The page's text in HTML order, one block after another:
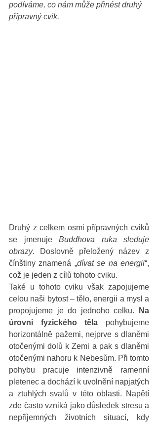
podíváme, co nám může přinést druhý
přípravný cvik.
Druhý z celkem osmi přípravných cviků
se jmenuje Buddhova ruka sleduje
obrazy. Doslovně přeložený název z
čínštiny znamená „dívat se na energii“,
což je jeden z cílů tohoto cviku.
Také u tohoto cviku však zapojujeme
celou naši bytost – tělo, energii a mysl a
propojujeme je do jednoho celku.
Na
úrovni fyzického těla pohybujeme
horizontálně pažemi, nejprve s dlaněmi
otočenými dolů k Zemi a pak s dlaněmi
otočenými nahoru k Nebesům. Při tomto
pohybu pracuje intenzivně ramenní
pletenec a dochází k uvolnění napjatých
a ztuhlých svalů v této oblasti. Napětí
zde často vzniká jako důsledek stresu a
nepříjemných životních situací, kdy